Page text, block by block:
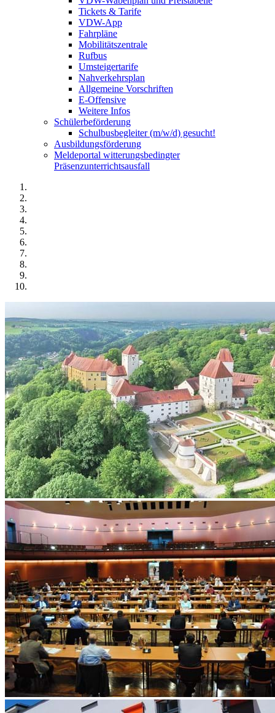
Tickets & Tarife
VDW-App
Fahrpläne
Mobilitätszentrale
Rufbus
Umsteigertarife
Nahverkehrsplan
Allgemeine Vorschriften
E-Offensive
Weitere Infos
Schülerbeförderung
Schulbusbegleiter (m/w/d) gesucht!
Ausbildungsförderung
Meldeportal witterungsbedingter
Präsenzunterrichtsausfall